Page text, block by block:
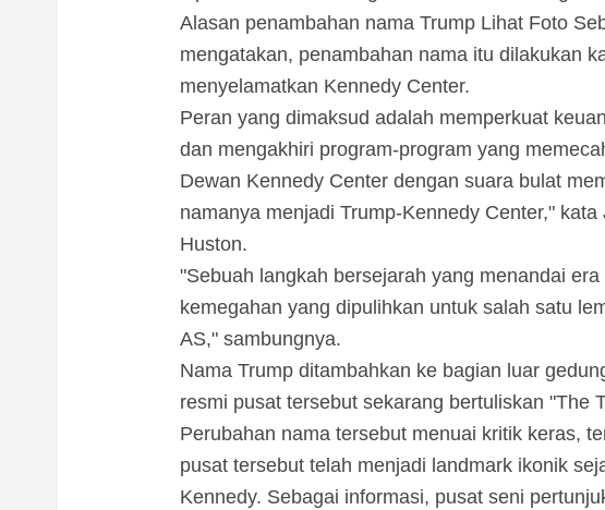
Alasan penambahan nama Trump Lihat Foto
mengatakan, penambahan nama itu dilakukan
menyelamatkan Kennedy Center.
Peran yang dimaksud adalah memperkuat
dan mengakhiri program-program yang
Dewan Kennedy Center dengan suara bulat
namanya menjadi Trump-Kennedy Center,"
Huston.
"Sebuah langkah bersejarah yang menandai
kemegahan yang dipulihkan untuk salah satu
AS," sambungnya.
Nama Trump ditambahkan ke bagian luar
resmi pusat tersebut sekarang bertuliskan "The
Perubahan nama tersebut menuai kritik keras,
pusat tersebut telah menjadi landmark ikonik
Kennedy. Sebagai informasi, pusat seni